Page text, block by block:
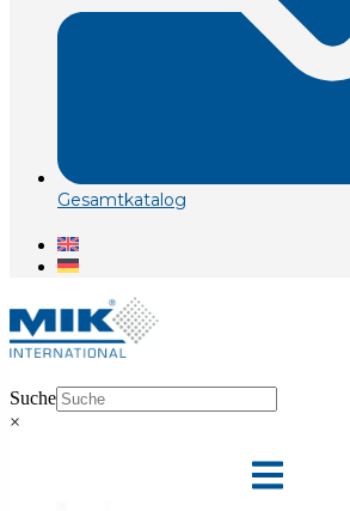
Gesamtkatalog
Suche
×